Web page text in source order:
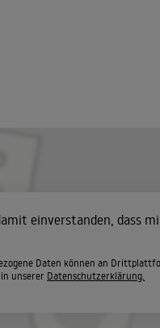
einverstanden, dass
Daten können an
unserer Datenschutzerklärung.